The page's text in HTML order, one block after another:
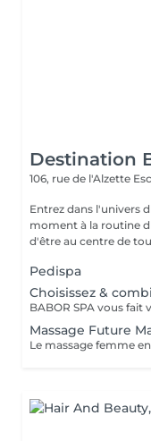
Destination
106, rue de l'Alzette
Entrez dans l'univers
moment à la routine du quotidien.
d'être au centre de
Pedispa
Choisissez &
Massage Future